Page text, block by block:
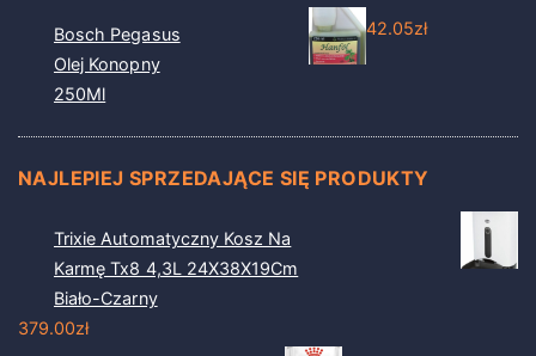
Bosch Pegasus
Olej Konopny
250Ml
42.05zł
NAJLEPIEJ SPRZEDAJĄCE SIĘ PRODUKTY
Trixie Automatyczny Kosz Na
Karmę Tx8 4,3L 24X38X19Cm
Biało-Czarny
379.00zł